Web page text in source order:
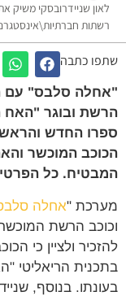
שניידרובסקי משיק את
חברתיות\אינסטגרם
כתבה
סלבס" עם
ובוגר "האח
החדש והראשון
המוכשר
כל הפרטים
"אחלה סלבס"
הרשת המוכשר
ולציין כי
הריאליטי "האח
בנוסף,